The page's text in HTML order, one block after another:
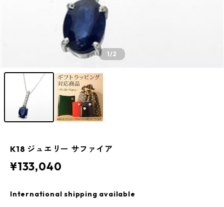
1/2
K18 ジュエリー サファイア
¥133,040
International shipping available